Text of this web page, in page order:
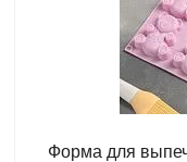
Форма для